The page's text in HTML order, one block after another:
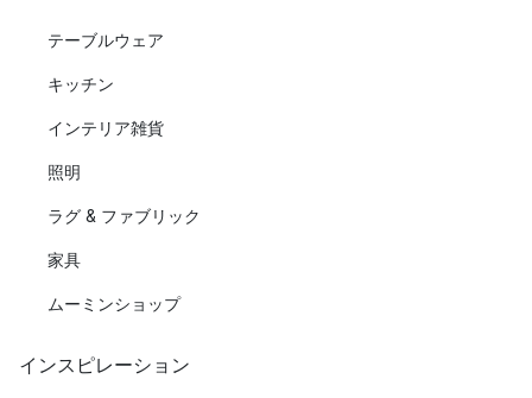
テーブルウェア
キッチン
インテリア雑貨
照明
ラグ & ファブリック
家具
ムーミンショップ
インスピレーション